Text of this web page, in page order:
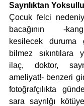
Sayrılıktan
Çocuk felci
bacağının -
kesilecek duruma
bilmez sıkıntılara
ilaç, doktor,
ameliyat!- benzeri
fotoğrafçılıkta
sara sayrılğı